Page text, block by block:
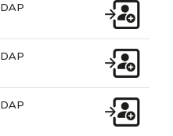
DAP
DAP
DAP